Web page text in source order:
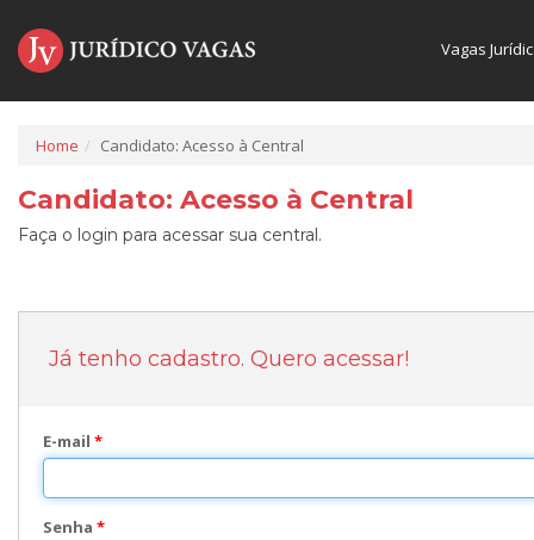
Vagas
Home Candidato: Acesso à Central
Candidato: Acesso à Central
Faça o login para acessar sua central.
Já tenho cadastro. Quero acessar!
E-mail *
Senha *